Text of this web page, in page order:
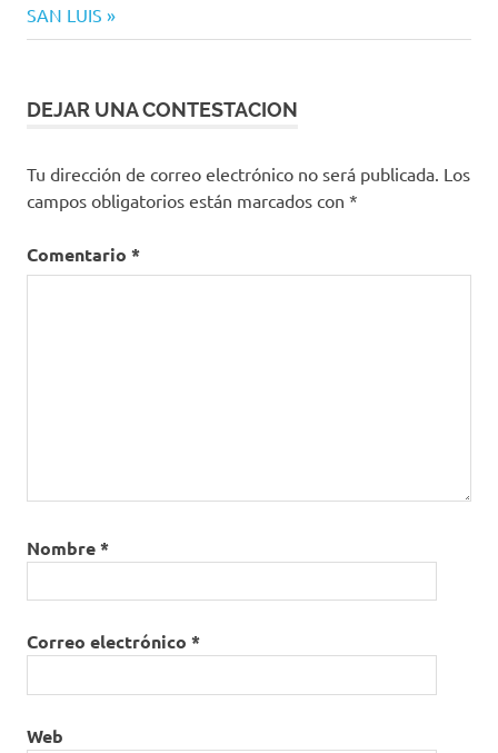
SAN LUIS
DEJAR UNA CONTESTACION
Tu dirección de correo electrónico no será publicada. Los
campos obligatorios están marcados con *
Comentario *
Nombre*
Correo electrónico *
Web